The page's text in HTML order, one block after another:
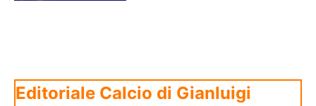
Editoriale Calcio di Gianluigi